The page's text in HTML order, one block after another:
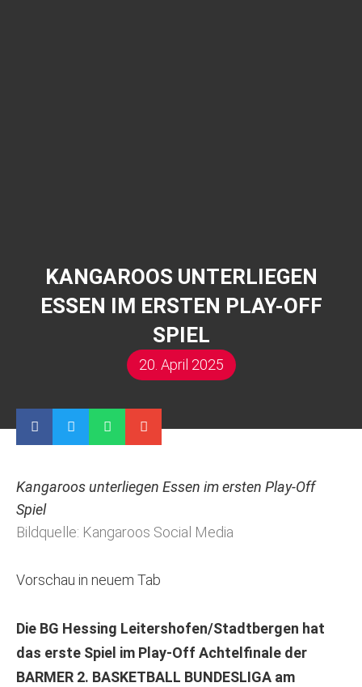
KANGAROOS UNTERLIEGEN
ESSEN IM ERSTEN PLAY-OFF
SPIEL
20. April 2025
Kangaroos unterliegen Essen im ersten Play-Off
Spiel
Bildquelle: Kangaroos Social Media
Vorschau in neuem Tab
Die BG Hessing Leitershofen/Stadtbergen hat
das erste Spiel im Play-Off Achtelfinale der
BARMER 2. BASKETBALL BUNDESLIGA am